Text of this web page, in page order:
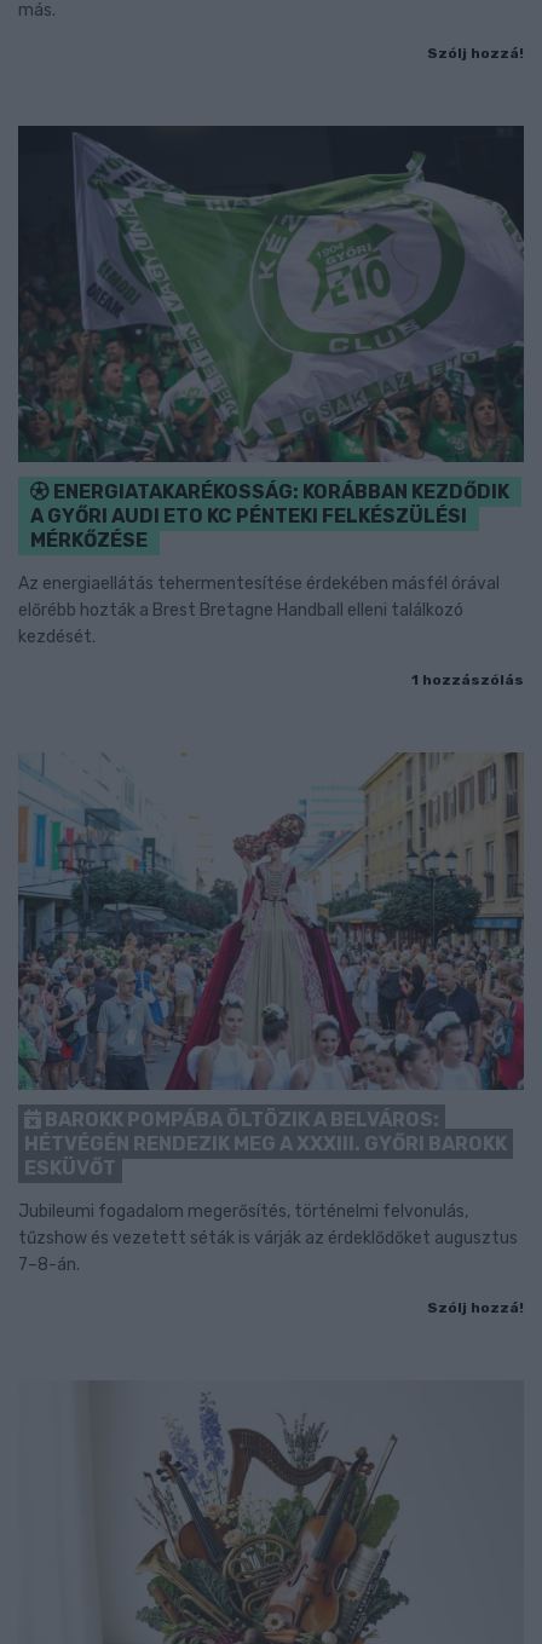
más.
Szólj hozzá!
ENERGIATAKARÉKOSSÁG: KORÁBBAN KEZDŐDIK
A GYŐRI AUDI ETO KC PÉNTEKI FELKÉSZÜLÉSI
MÉRKŐZÉSE
Az energiaellátás tehermentesítése érdekében másfél órával
előrébb hozták a Brest Bretagne Handball elleni találkozó
kezdését.
1 hozzászólás
BAROKK POMPÁBA ÖLTÖZIK A BELVÁROS:
HÉTVÉGÉN RENDEZIK MEG A XXXIII. GYŐRI BAROKK
ESKÜVŐT
Jubileumi fogadalom megerősítés, történelmi felvonulás,
tűzshow és vezetett séták is várják az érdeklődőket augusztus
7–8-án.
Szólj hozzá!